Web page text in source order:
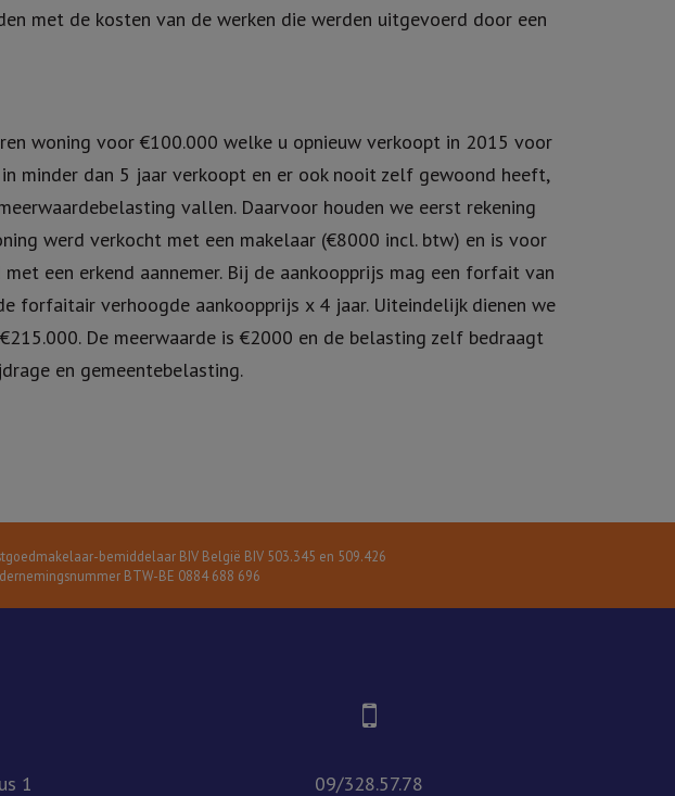
met de kosten van de werken die werden uitgevoerd door een
woning voor €100.000 welke u opnieuw verkoopt in 2015 voor
minder dan 5 jaar verkoopt en er ook nooit zelf gewoond heeft,
vallen. Daarvoor houden we eerst rekening
werd verkocht met een makelaar (€8000 incl. btw) en is voor
een erkend aannemer. Bij de aankoopprijs mag een forfait van
forfaitair verhoogde aankoopprijs x 4 jaar. Uiteindelijk dienen we
De meerwaarde is €2000 en de belasting zelf bedraagt
en gemeentebelasting.
bemiddelaar BIV België BIV 503.345 en 509.426
BTW-BE 0884 688 696
1 09/328.57.78